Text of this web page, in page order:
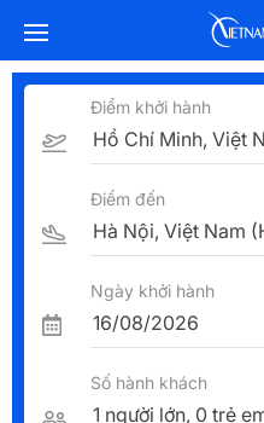
Điểm khởi hành
Điểm đến
Ngày khởi hành
Số hành khách